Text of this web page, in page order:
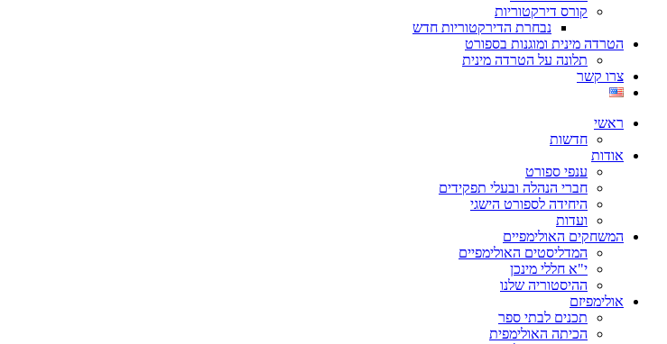
קורס דירקטוריות
נבחרת הדירקטוריות חדש
הטרדה מינית ומוגנות בספורט
תלונה על הטרדה מינית
צרו קשר
ראשי
חדשות
אודות
ענפי ספורט
חברי הנהלה ובעלי תפקידים
היחידה לספורט הישגי
ועדות
המשחקים האולימפיים
המדליסטים האולימפיים
י"א חללי מינכן
ההיסטוריה שלנו
אולימפיזם
תכנים לבתי ספר
הכיתה האולימפית